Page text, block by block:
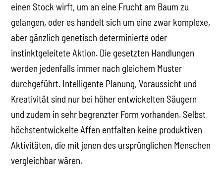
einen Stock wirft, um an eine Frucht am Baum zu
gelangen, oder es handelt sich um eine zwar komplexe,
aber gänzlich genetisch determinierte oder
instinktgeleitete Aktion. Die gesetzten Handlungen
werden jedenfalls immer nach gleichem Muster
durchgeführt. Intelligente Planung, Voraussicht und
Kreativität sind nur bei höher entwickelten Säugern
und zudem in sehr begrenzter Form vorhanden. Selbst
höchstentwickelte Affen entfalten keine produktiven
Aktivitäten, die mit jenen des ursprünglichen Menschen
vergleichbar wären.